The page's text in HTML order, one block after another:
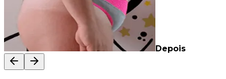
Depois